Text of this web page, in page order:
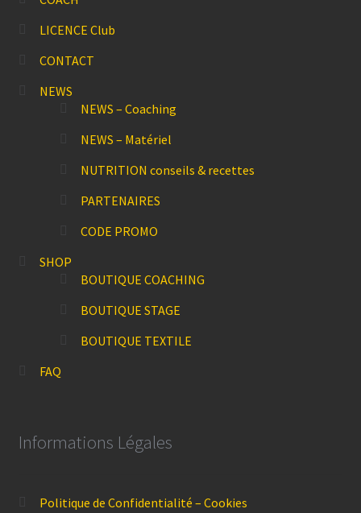
LICENCE Club
CONTACT
NEWS
NEWS – Coaching
NEWS – Matériel
NUTRITION conseils & recettes
PARTENAIRES
CODE PROMO
SHOP
BOUTIQUE COACHING
BOUTIQUE STAGE
BOUTIQUE TEXTILE
FAQ
Informations Légales
Politique de Confidentialité – Cookies